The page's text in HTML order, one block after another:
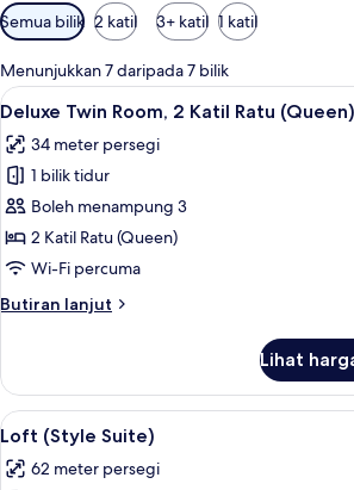
Penapis
yang
tersedia
untuk
bilik
Semua bilik 2 katil 3+ katil 1 katil
Menunjukkan 7 daripada 7 bilik
Lihat
semua
foto
untuk
Deluxe
Twin
Room,
Katil
Deluxe
3
Deluxe Twin Room, 2 Katil Ratu (Queen)
34 meter persegi
1 bilik tidur
Boleh menampung 3
2 Katil Ratu (Queen)
Wi-Fi percuma
Butiran lanjut
Butiran
Twin
Room,
2
Ratu
Lihat
Lihat
semua
foto
Loft (Style
2
Loft (Style Suite)
62 meter persegi